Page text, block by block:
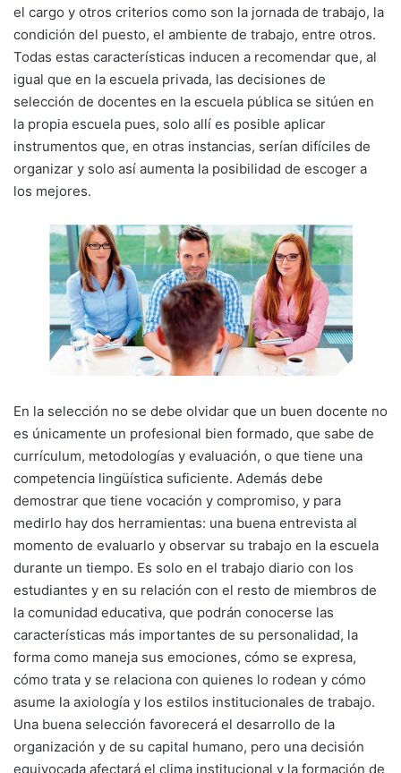
el cargo y otros criterios como son la jornada de trabajo, la
condición del puesto, el ambiente de trabajo, entre otros.
Todas estas características inducen a recomendar que, al
igual que en la escuela privada, las decisiones de
selección de docentes en la escuela pública se sitúen en
la propia escuela pues, solo allí es posible aplicar
instrumentos que, en otras instancias, serían difíciles de
organizar y solo así aumenta la posibilidad de escoger a
los mejores.
En la selección no se debe olvidar que un buen docente no
es únicamente un profesional bien formado, que sabe de
currículum, metodologías y evaluación, o que tiene una
competencia lingüística suficiente. Además debe
demostrar que tiene vocación y compromiso, y para
medirlo hay dos herramientas: una buena entrevista al
momento de evaluarlo y observar su trabajo en la escuela
durante un tiempo. Es solo en el trabajo diario con los
estudiantes y en su relación con el resto de miembros de
la comunidad educativa, que podrán conocerse las
características más importantes de su personalidad, la
forma como maneja sus emociones, cómo se expresa,
cómo trata y se relaciona con quienes lo rodean y cómo
asume la axiología y los estilos institucionales de trabajo.
Una buena selección favorecerá el desarrollo de la
organización y de su capital humano, pero una decisión
equivocada afectará el clima institucional y la formación de